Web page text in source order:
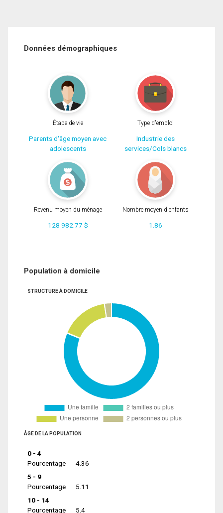
Données démographiques
Étape de vie
Parents d'âge moyen avec
adolescents
Type d'emploi
Industrie des
services/Cols blancs
Revenu moyen du ménage
128 982.77 $
Nombre moyen d'enfants
1.86
Population à domicile
STRUCTURE À DOMICILE
ÂGE DE LA POPULATION
0 - 4
Pourcentage
4.36
5 - 9
Pourcentage
5.11
10 - 14
Pourcentage
5.4